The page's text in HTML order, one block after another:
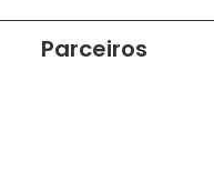
Parceiros